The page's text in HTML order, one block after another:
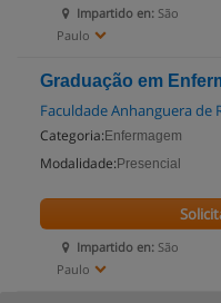
Impartido en: São
Paulo
Graduação em
Faculdade Anhanguera de
Categoria: Enfermagem
Modalidade: Presencial
Impartido en: São
Paulo